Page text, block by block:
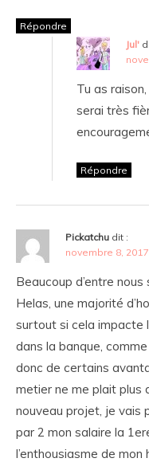
Répondre
Jul'
Tu as
serai très
Répondre
Pickatchu dit :
novembre 8,
Beaucoup d’entre
Helas, une majorité
surtout si cela impacte
dans la banque,
donc de certains
metier ne me plait plus
nouveau projet, je vais
par 2 mon salaire la
l’enthousiasme de